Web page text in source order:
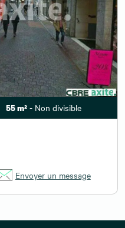
55 m²- Non divisible
Envoyer un message